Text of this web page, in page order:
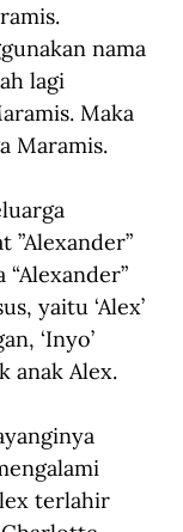
nama
lagi
Maka
Maramis.
”Alexander”
yaitu ‘Alex’
‘Inyo’
anak Alex.
terlahir